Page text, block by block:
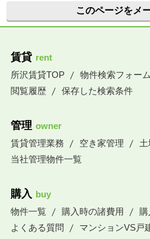
このページをメ
賃貸 rent
所沢賃貸TOP
物件検索フォーム
閲覧履歴
保存した検索条件
管理 owner
賃貸管理業務
空き家管理
当社管理物件一覧
購入 buy
物件一覧
購入時の諸費用
よくある質問
マンションVS戸